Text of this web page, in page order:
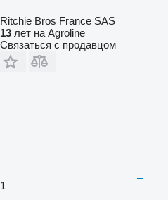
Ritchie Bros France SAS
13 лет на Agroline
Связаться с продавцом
1